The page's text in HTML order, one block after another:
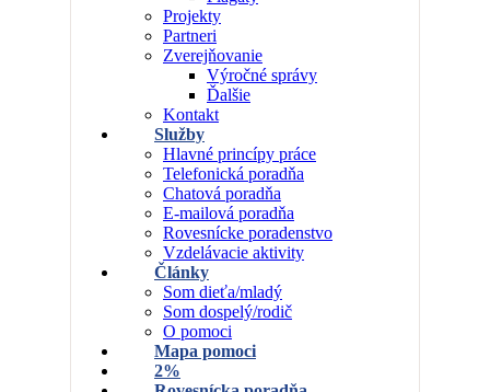
Projekty
Partneri
Zverejňovanie
Výročné správy
Ďalšie
Kontakt
Služby
Hlavné princípy práce
Telefonická poradňa
Chatová poradňa
E-mailová poradňa
Rovesnícke poradenstvo
Vzdelávacie aktivity
Články
Som dieťa/mladý
Som dospelý/rodič
O pomoci
Mapa pomoci
2%